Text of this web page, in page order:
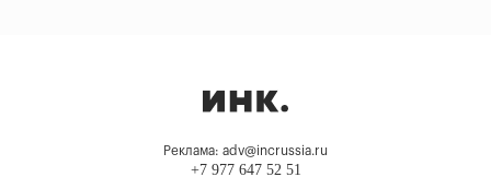
Реклама: adv@incrussia.ru
+7 977 647 52 51